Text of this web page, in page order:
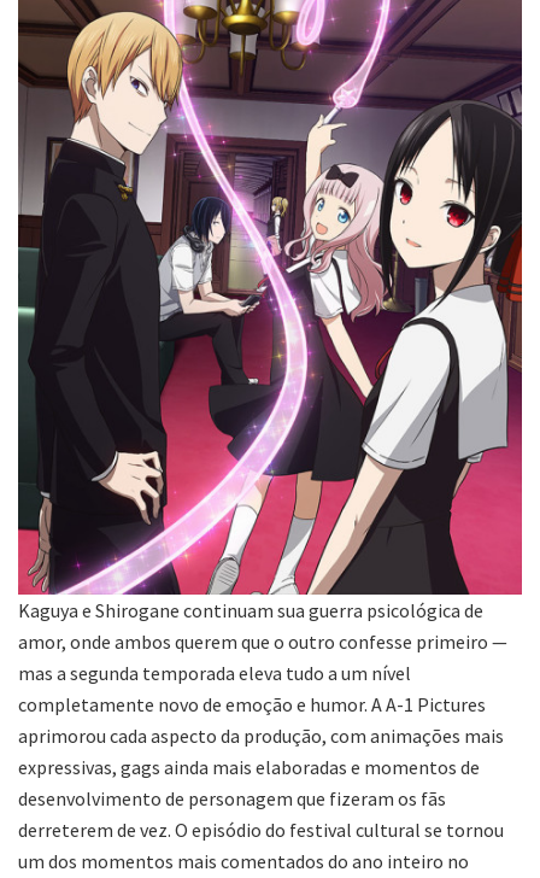
Kaguya e Shirogane continuam sua guerra psicológica de
amor, onde ambos querem que o outro confesse primeiro —
mas a segunda temporada eleva tudo a um nível
completamente novo de emoção e humor. A A-1 Pictures
aprimorou cada aspecto da produção, com animações mais
expressivas, gags ainda mais elaboradas e momentos de
desenvolvimento de personagem que fizeram os fãs
derreterem de vez. O episódio do festival cultural se tornou
um dos momentos mais comentados do ano inteiro no